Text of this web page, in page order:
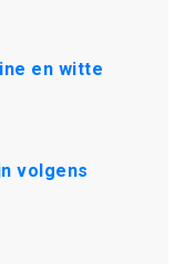
en witte
volgens